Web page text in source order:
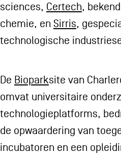
sciences, Certech,
chemie, en Sirris,
technologische
De Bioparksite van
omvat universitaire
technologieplatforms,
de opwaardering van
incubatoren en een